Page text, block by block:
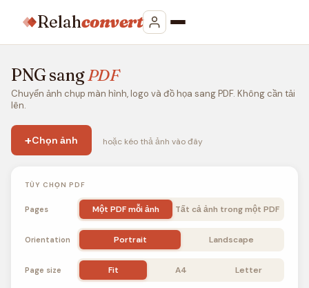
Relahconvert
PNG sangPDF
Chuyển ảnh chụp màn hình, logo và đồ họa sang PDF. Không cần tải
lên.
+Chọn ảnh hoặc kéo thả ảnh vào đây
TÙY CHỌN PDF
Pages Một PDF mỗi ảnh Tất cả ảnh trong một PDF
Orientation Portrait Landscape
Page size Fit A4 Letter